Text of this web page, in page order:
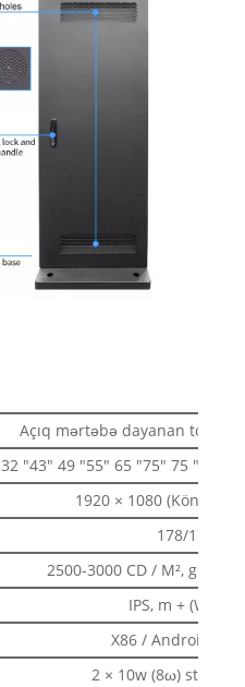
Açıq mərtəbə dayanan totem
32 "43" 49 "55" 65 "75" 75 "86"
1920 × 1080 (Könüllü
178/178
2500-3000 CD / M², günəş
IPS, m + (WRGB)
X86 / Android /
2 × 10w (8ω) stereo